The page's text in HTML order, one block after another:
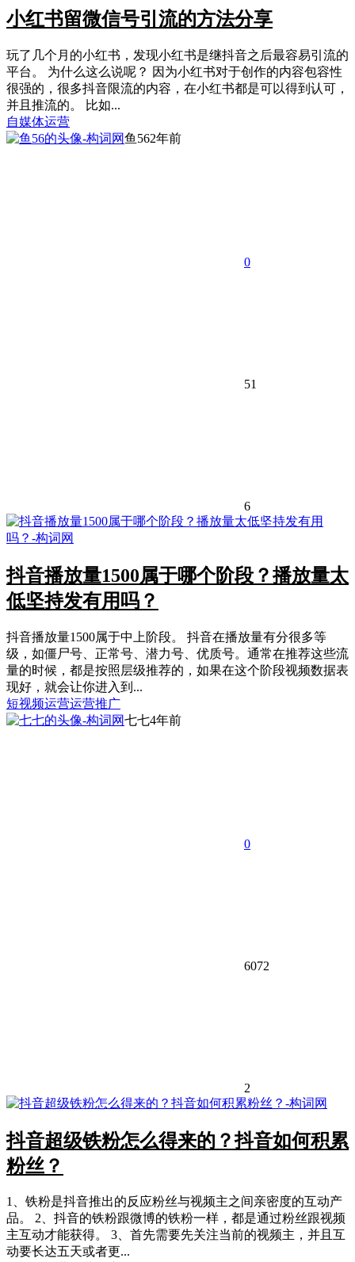
小红书留微信号引流的方法分享
玩了几个月的小红书，发现小红书是继抖音之后最容易引流的
平台。 为什么这么说呢？ 因为小红书对于创作的内容包容性
很强的，很多抖音限流的内容，在小红书都是可以得到认可，
并且推流的。 比如...
自媒体运营
鱼562年前
0
51
6
抖音播放量1500属于哪个阶段？播放量太
低坚持发有用吗？
抖音播放量1500属于中上阶段。 抖音在播放量有分很多等
级，如僵尸号、正常号、潜力号、优质号。通常在推荐这些流
量的时候，都是按照层级推荐的，如果在这个阶段视频数据表
现好，就会让你进入到...
短视频运营运营推广
七七4年前
0
6072
2
抖音超级铁粉怎么得来的？抖音如何积累
粉丝？
1、铁粉是抖音推出的反应粉丝与视频主之间亲密度的互动产
品。 2、抖音的铁粉跟微博的铁粉一样，都是通过粉丝跟视频
主互动才能获得。 3、首先需要先关注当前的视频主，并且互
动要长达五天或者更...